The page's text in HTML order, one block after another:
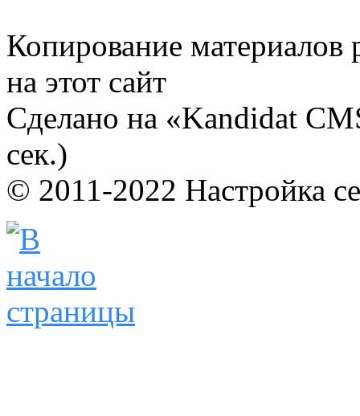
Копирование материалов
на этот сайт
Сделано на «Kandidat
сек.)
© 2011-2022 Настройка